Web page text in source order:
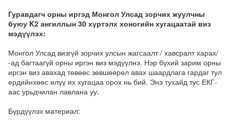
Гуравдагч орны иргэд Монгол Улсад зорчих жуулчны
буюу K2 ангиллын 30 хүртэлх хоногийн хугацаатай виз
мэдүүлэх:
Монгол Улсад визгүй зорчих улсын жагсаалт / хавсралт харах/
-ад багтаагүй орны иргэн виз мэдүүлнэ. Нэр бүхий зарим орны
иргэн виз авахад төвөөс зөвшөөрөл авах шаардлага гардаг тул
ердийнхөөс илүү их хугацаа орох нь бий. Энэ тухайд тус ЕКГ-
аас урьдчилан лавлана уу.
Бүрдүүлэх материал: